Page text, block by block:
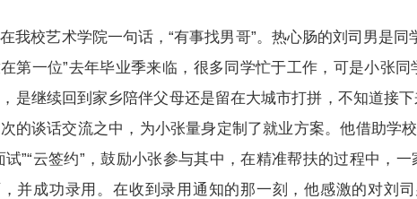
在我校艺术学院一句话，“有事找男哥”。热心肠的刘司男是
第一位”去年毕业季来临，很多同学忙于工作，可是小张
是继续回到家乡陪伴父母还是留在大城市打拼，不知道接
的谈话交流之中，为小张量身定制了就业方案。他借助学
试”“云签约”，鼓励小张参与其中，在精准帮扶的过程中，
并成功录用。在收到录用通知的那一刻，他感激的对刘